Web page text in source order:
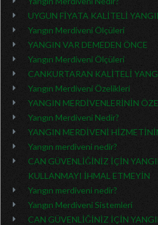
UYGUN FİYATA KALİTELİ
Yangın Merdiveni Ölçüleri
YANGIN VAR DEMEDEN ÖNCE
Yangın Merdiveni Ölçüleri
CANKURTARAN KALİTELİ
Yangın Merdiveni Özelikleri
YANGIN MERDİVENLERİNİN
Yangın Merdiveni Nedir?
YANGIN MERDİVENİ
Yangın merdiveni nedir?
CAN GÜVENLİĞİNİZ İÇİN
KULLANMAYI İHMAL ETMEYİN
Yangın merdiveni nedir?
Yangın Merdiveni Sistemleri
CAN GÜVENLİĞİNİZ İÇİN